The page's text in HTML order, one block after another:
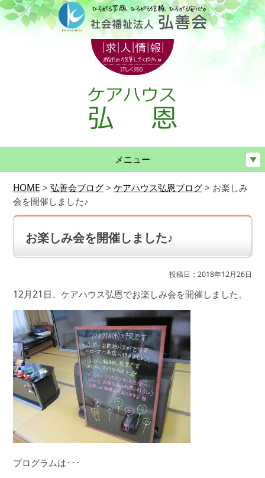
メニュー
HOME > 弘善会ブログ> ケアハウス弘恩ブログ> お楽しみ
会を開催しました♪
お楽しみ会を開催しました♪
投稿日：2018年12月26日
12月21日、ケアハウス弘恩でお楽しみ会を開催しました。
プログラムは･･･